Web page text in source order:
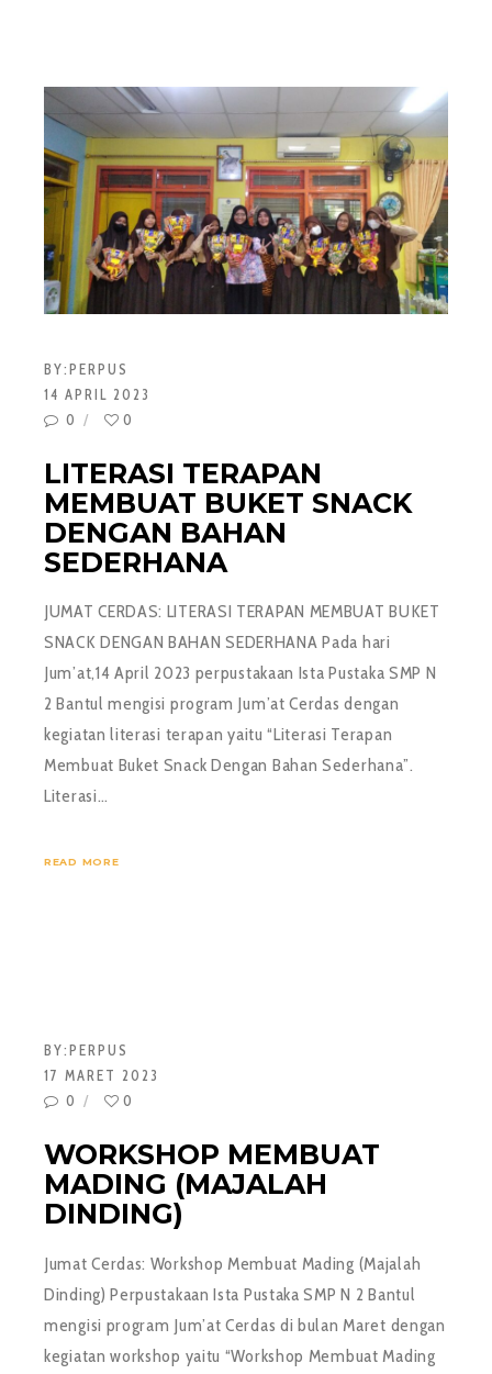
BY:PERPUS
14 APRIL 2023
0
0
LITERASI TERAPAN
MEMBUAT BUKET SNACK
DENGAN BAHAN
SEDERHANA
JUMAT CERDAS: LITERASI TERAPAN MEMBUAT BUKET
SNACK DENGAN BAHAN SEDERHANA Pada hari
Jum’at,14 April 2023 perpustakaan Ista Pustaka SMP N
2 Bantul mengisi program Jum’at Cerdas dengan
kegiatan literasi terapan yaitu “Literasi Terapan
Membuat Buket Snack Dengan Bahan Sederhana”.
Literasi…
READ MORE
BY:PERPUS
17 MARET 2023
0
0
WORKSHOP MEMBUAT
MADING (MAJALAH
DINDING)
Jumat Cerdas: Workshop Membuat Mading (Majalah
Dinding) Perpustakaan Ista Pustaka SMP N 2 Bantul
mengisi program Jum’at Cerdas di bulan Maret dengan
kegiatan workshop yaitu “Workshop Membuat Mading